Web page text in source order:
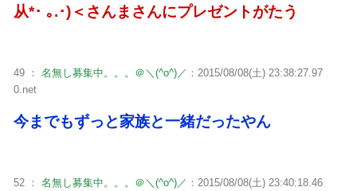
从*･ ｡.･)＜さんまさんにプレゼントがたう
49 ： 名無し募集中。。。＠＼(^o^)／ ：2015/08/08(土) 23:38:27.97
0.net
今までもずっと家族と一緒だったやん
52 ： 名無し募集中。。。＠＼(^o^)／ ：2015/08/08(土) 23:40:18.46